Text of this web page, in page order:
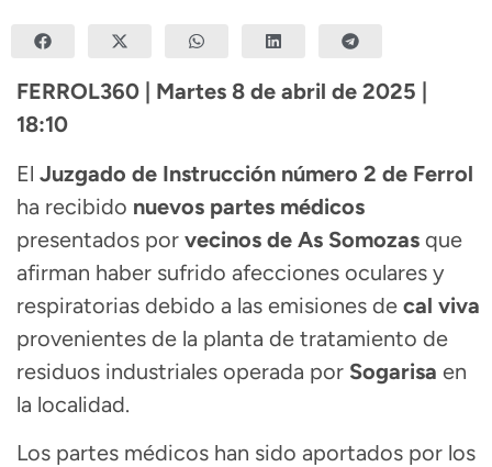
FERROL360 | Martes 8 de abril de 2025 |
18:10
El Juzgado de Instrucción número 2 de Ferrol
ha recibido nuevos partes médicos
presentados por vecinos de As Somozas que
afirman haber sufrido afecciones oculares y
respiratorias debido a las emisiones de cal viva
provenientes de la planta de tratamiento de
residuos industriales operada por Sogarisa en
la localidad.
Los partes médicos han sido aportados por los